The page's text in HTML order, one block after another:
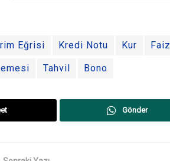
Eğrisi Kredi Notu Kur Faiz
Tahvil Bono
Gönder